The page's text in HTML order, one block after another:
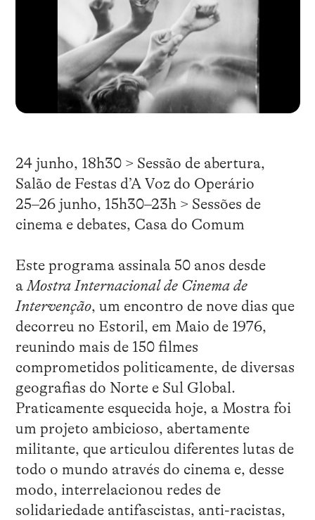
24 junho, 18h30 > Sessão de abertura,
Salão de Festas d’A Voz do Operário
25–26 junho, 15h30–23h > Sessões de
cinema e debates, Casa do Comum
Este programa assinala 50 anos desde
aMostra Internacional de Cinema de
Intervenção, um encontro de nove dias que
decorreu no Estoril, em Maio de 1976,
reunindo mais de 150 filmes
comprometidos politicamente, de diversas
geografias do Norte e Sul Global.
Praticamente esquecida hoje, a Mostra foi
um projeto ambicioso, abertamente
militante, que articulou diferentes lutas de
todo o mundo através do cinema e, desse
modo, interrelacionou redes de
solidariedade antifascistas, anti-racistas,